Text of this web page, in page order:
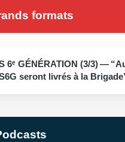
formats
6ᵉ GÉNÉRATION (3/​3) —
seront livrés à la